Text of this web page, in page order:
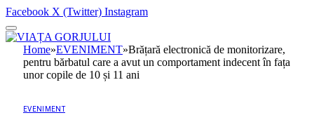
Facebook X (Twitter) Instagram
Home»EVENIMENT»Brățară electronică de monitorizare,
pentru bărbatul care a avut un comportament indecent în fața
unor copile de 10 și 11 ani
EVENIMENT